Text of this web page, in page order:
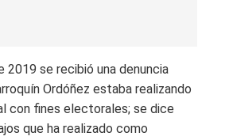
2019 se recibió una denuncia
Ordóñez estaba realizando
con fines electorales; se dice
que ha realizado como